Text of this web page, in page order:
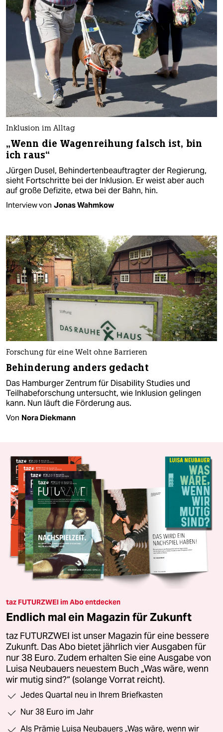
Inklusion im Alltag
„Wenn die Wagenreihung falsch ist, bin
ich raus“
Jürgen Dusel, Behindertenbeauftragter der Regierung,
sieht Fortschritte bei der Inklusion. Er weist aber auch
auf große Defizite, etwa bei der Bahn, hin.
Interview von Jonas Wahmkow
Forschung für eine Welt ohne Barrieren
Behinderung anders gedacht
Das Hamburger Zentrum für Disability Studies und
Teilhabeforschung untersucht, wie Inklusion gelingen
kann. Nun läuft die Förderung aus.
Von Nora Diekmann
taz FUTURZWEI im Abo entdecken
Endlich mal ein Magazin für Zukunft
taz FUTURZWEI ist unser Magazin für eine bessere
Zukunft. Das Abo bietet jährlich vier Ausgaben für
nur 38 Euro. Zudem erhalten Sie eine Ausgabe von
Luisa Neubauers neuestem Buch „Was wäre, wenn
wir mutig sind?“ (solange Vorrat reicht).
Jedes Quartal neu in Ihrem Briefkasten
Nur 38 Euro im Jahr
Als Prämie Luisa Neubauers „Was wäre, wenn wir